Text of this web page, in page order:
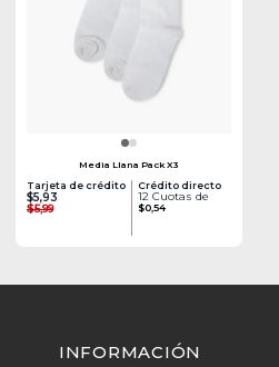
Media Llana Pack X3
Tarjeta de crédito
$5,93
$5,99
Crédito directo
12 Cuotas de
$0,54
INFORMACIÓN